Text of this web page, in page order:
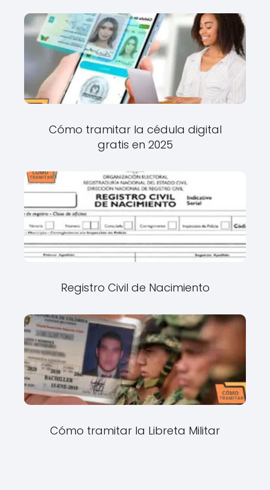
Cómo tramitar la cédula digital
gratis en 2025
Registro Civil de Nacimiento
Cómo tramitar la Libreta Militar